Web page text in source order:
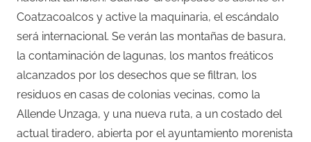
Coatzacoalcos y active la maquinaria, el escándalo
será internacional. Se verán las montañas de basura,
la contaminación de lagunas, los mantos freáticos
alcanzados por los desechos que se filtran, los
residuos en casas de colonias vecinas, como la
Allende Unzaga, y una nueva ruta, a un costado del
actual tiradero, abierta por el ayuntamiento morenista